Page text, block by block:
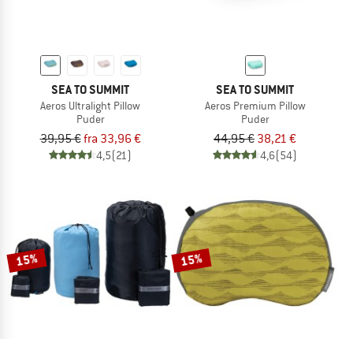
SEA TO SUMMIT
Aeros Ultralight Pillow
Puder
39,95 €fra 33,96 €
4,5(21)
SEA TO SUMMIT
Aeros Premium Pillow
Puder
44,95 € 38,21 €
4,6(54)
15% 15%